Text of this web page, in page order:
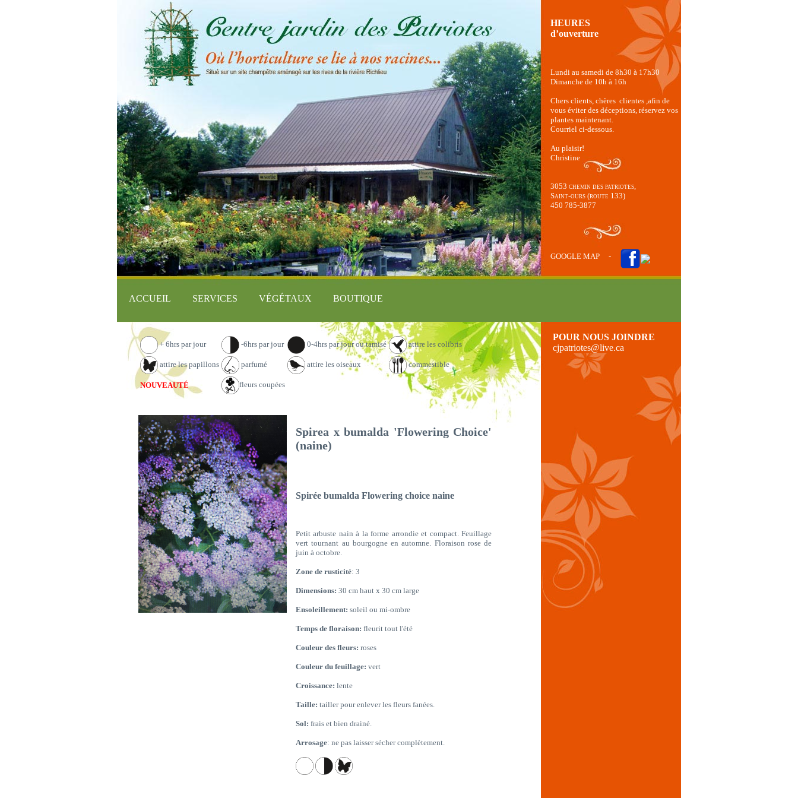
HEURES
d’ouverture
Lundi au samedi de 8h30 à 17h30
Dimanche de 10h à 16h
Chers clients, chères clientes ,afin de
vous éviter des déceptions, réservez vos
plantes maintenant.
Courriel ci-dessous.
Au plaisir!
Christine
3053 chemin des patriotes,
Saint-ours (route 133)
450 785-3877
GOOGLE MAP -
ACCUEIL SERVICES VÉGÉTAUX BOUTIQUE
+ 6hrs par jour -6hrs par jour 0-4hrs par jour ou tamisé attire les colibris
attire les papillons parfumé attire les oiseaux commestible
NOUVEAUTÉ fleurs coupées
Spirea x bumalda 'Flowering Choice'
(naine)
Spirée bumalda Flowering choice naine
Petit arbuste nain à la forme arrondie et compact. Feuillage
vert tournant au bourgogne en automne. Floraison rose de
juin à octobre.
Zone de rusticité: 3
Dimensions: 30 cm haut x 30 cm large
Ensoleillement: soleil ou mi-ombre
Temps de floraison: fleurit tout l'été
Couleur des fleurs: roses
Couleur du feuillage: vert
Croissance: lente
Taille: tailler pour enlever les fleurs fanées.
Sol: frais et bien drainé.
Arrosage: ne pas laisser sécher complètement.
POUR NOUS JOINDRE
cjpatriotes@live.ca